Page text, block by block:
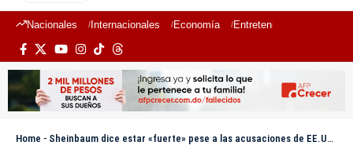
Nacionales Internacionales Economía Entretenimiento
Home - Sheinbaum dice estar «fuerte» pese a las acusaciones de EE.UU. contra el gobernador de Sinaloa